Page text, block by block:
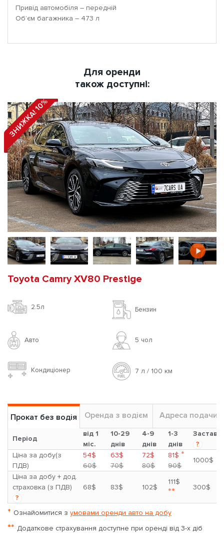
Привід автомобіля – передній
Об’єм багажника – 473 л
Для оренди
також доступні:
ЗНИЖКА! 10%
Toyota Camry XV80 Prestige
2.5л Бензин
Авто 5 чoл
Кондиціонер 7 л / 100 км
Прокат без водія Оренда з водієм Адреса подачи
Період
від 1
міс.
10-29
днів
4-9
днів
1-3
днів
Застава
?
Ціна за добу(з
ПДВ)
54$
60$
63$
70$
72$
80$
81$ *
90$
1000$
Ціна за добу + дод.
страховка (з ПДВ)
?
68$ 83$ 102$
111$
** 300$
* Ознайомитися з умовами оренди авто на добу
** Додаткове страхування доступне при оренді від 3-х діб